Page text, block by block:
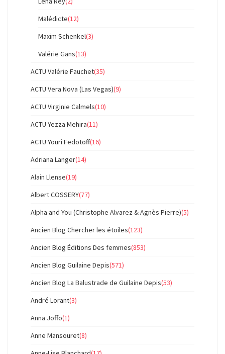
Malédicte(12)
Maxim Schenkel(3)
Valérie Gans(13)
ACTU Valérie Fauchet(35)
ACTU Vera Nova (Las Vegas)(9)
ACTU Virginie Calmels(10)
ACTU Yezza Mehira(11)
ACTU Youri Fedotoff(16)
Adriana Langer(14)
Alain Llense(19)
Albert COSSERY(77)
Alpha and You (Christophe Alvarez & Agnès Pierre)(5)
Ancien Blog Chercher les étoiles(123)
Ancien Blog Éditions Des femmes(853)
Ancien Blog Guilaine Depis(571)
Ancien Blog La Balustrade de Guilaine Depis(53)
André Lorant(3)
Anna Joffo(1)
Anne Mansouret(8)